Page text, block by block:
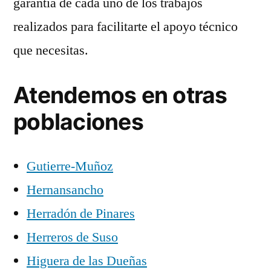
realizados para facilitarte el apoyo técnico
que necesitas.
Atendemos en otras
poblaciones
Gutierre-Muñoz
Hernansancho
Herradón de Pinares
Herreros de Suso
Higuera de las Dueñas